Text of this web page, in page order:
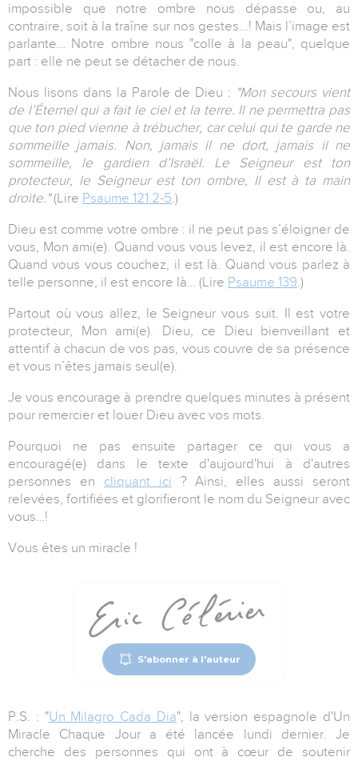
impossible que notre ombre nous dépasse ou, au
contraire, soit à la traîne sur nos gestes...! Mais l’image est
parlante… Notre ombre nous "colle à la peau", quelque
part : elle ne peut se détacher de nous.
Nous lisons dans la Parole de Dieu : "Mon secours vient
de l’Éternel qui a fait le ciel et la terre. Il ne permettra pas
que ton pied vienne à trébucher, car celui qui te garde ne
sommeille jamais. Non, jamais il ne dort, jamais il ne
sommeille, le gardien d’Israël. Le Seigneur est ton
protecteur, le Seigneur est ton ombre, Il est à ta main
droite."(Lire Psaume 121.2-5.)
Dieu est comme votre ombre : il ne peut pas s’éloigner de
vous, Mon ami(e). Quand vous vous levez, il est encore là.
Quand vous vous couchez, il est là. Quand vous parlez à
telle personne, il est encore là… (Lire Psaume 139.)
Partout où vous allez, le Seigneur vous suit. Il est votre
protecteur, Mon ami(e). Dieu, ce Dieu bienveillant et
attentif à chacun de vos pas, vous couvre de sa présence
et vous n’êtes jamais seul(e).
Je vous encourage à prendre quelques minutes à présent
pour remercier et louer Dieu avec vos mots.
Pourquoi ne pas ensuite partager ce qui vous a
encouragé(e) dans le texte d'aujourd'hui à d'autres
personnes en cliquant ici ? Ainsi, elles aussi seront
relevées, fortifiées et glorifieront le nom du Seigneur avec
vous…!
Vous êtes un miracle !
S'abonner à l'auteur
P.S. : "Un Milagro Cada Dia", la version espagnole d'Un
Miracle Chaque Jour a été lancée lundi dernier. Je
cherche des personnes qui ont à cœur de soutenir